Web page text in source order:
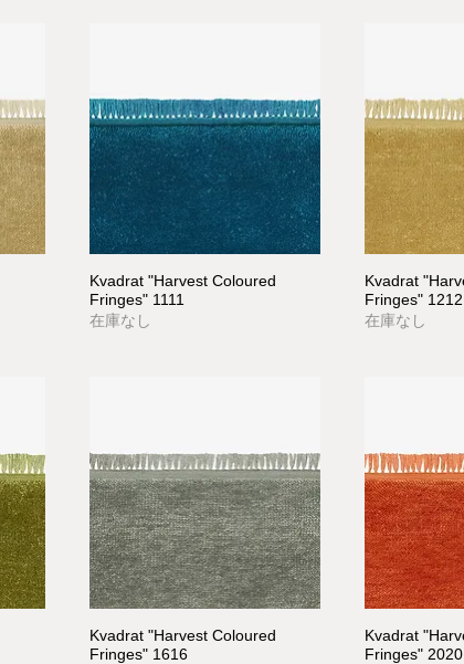
Kvadrat "Harvest Coloured
Fringes" 1111
在庫なし
Kvadrat
Fringes" 1212
在庫なし
Kvadrat "Harvest Coloured
Fringes" 1616
Kvadrat
Fringes" 2020